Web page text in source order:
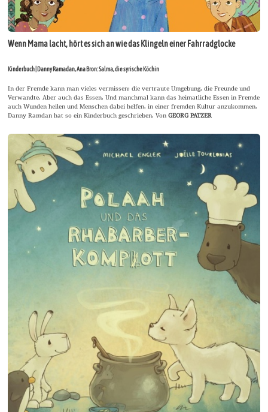
Wenn Mama lacht, hört es sich an wie das Klingeln einer Fahrradglocke
Kinderbuch | Danny Ramadan, Ana Bron: Salma, die syrische Köchin
In der Fremde kann man vieles vermissen: die vertraute Umgebung, die Freunde und
Verwandte. Aber auch das Essen. Und manchmal kann das heimatliche Essen in Fremde
auch Wunden heilen und Menschen dabei helfen, in einer fremden Kultur anzukommen.
Danny Ramdan hat so ein Kinderbuch geschrieben. VonGEORG PATZER